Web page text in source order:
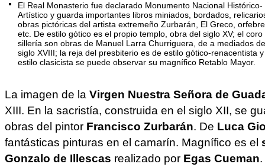
El Real Monasterio fue declarado Monumento Nacional Histórico-
Artístico y guarda importantes libros miniados, bordados,
obras pictóricas del artista extremeño Zurbarán, El Greco,
etc. De estilo gótico es el propio templo, obra del siglo XV; el coro
sillería son obras de Manuel Larra Churriguera, de a mediados
siglo XVIII; la reja del presbiterio es de estilo gótico-renacentista
estilo clasicista se puede observar su magnífico Retablo Mayor.
La imagen de la Virgen Nuestra Señora de
XIII. En la sacristía, construida en el siglo XII, se
obras del pintor Francisco Zurbarán. De Luca
fantásticas pinturas en el camarín. Magnífico es el
Gonzalo de Illescas realizado por Egas Cueman.